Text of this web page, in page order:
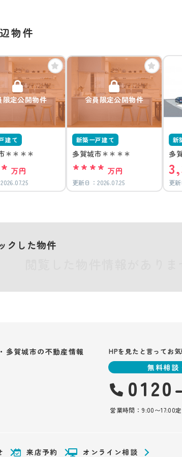
物件
限定公開物件
建て
＊＊＊＊
万円
2026.07.25
会員限定公開物件
新築一戸建て
多賀城市＊＊＊＊
**** 万円
更新日：2026.07.25
新
多
棟
更
クした物件
多賀城市の不動産情報 HPを見たと言ってお
無料相談
営業時間：9:00〜17:00
来店予約 オンライン相談